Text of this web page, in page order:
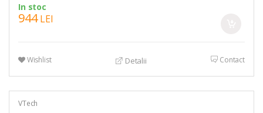
In stoc
944LEI
Wishlist Detalii Contact
VTech